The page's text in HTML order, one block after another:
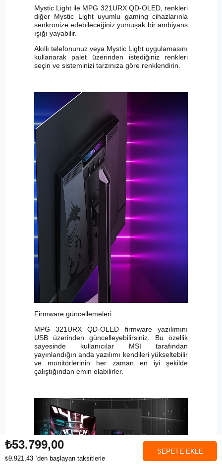
₺53.799,00
₺9.921,43 `den başlayan taksitlerle
Mystic Light ile MPG 321URX QD-OLED, renkleri
diğer Mystic Light uyumlu gaming cihazlarınla
senkronize edebileceğiniz yumuşak bir ambiyans
ışığı yayabilir.
Akıllı telefonunuz veya Mystic Light uygulamasını
kullanarak palet üzerinden istediğiniz renkleri
seçin ve sisteminizi tarzınıza göre renklendirin.
Firmware güncellemeleri
MPG 321URX QD-OLED firmware yazılımını
USB üzerinden güncelleyebilirsiniz. Bu özellik
sayesinde kullanıcılar MSI tarafından
yayınlandığın anda yazılımı kendileri yükseltebilir
ve monitörlerinin her zaman en iyi şekilde
çalıştığından emin olabilirler.
Anasayfa Favorilerim Sepetim